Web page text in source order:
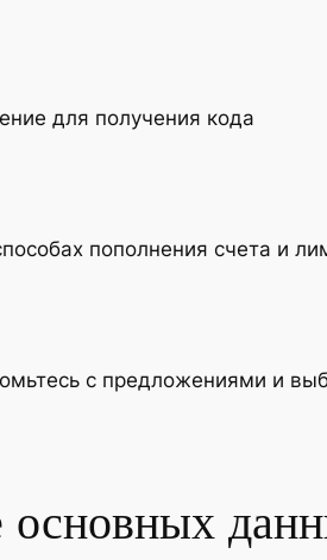
для получения кода
пополнения счета и
с предложениями и
основных